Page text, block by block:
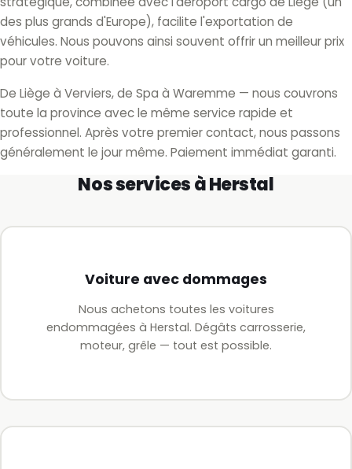
des plus grands d'Europe), facilite l'exportation de
véhicules. Nous pouvons ainsi souvent offrir un meilleur prix
pour votre voiture.
De Liège à Verviers, de Spa à Waremme — nous couvrons
toute la province avec le même service rapide et
professionnel. Après votre premier contact, nous passons
généralement le jour même. Paiement immédiat garanti.
Nos services à Herstal
Voiture avec dommages
Nous achetons toutes les voitures
endommagées à Herstal. Dégâts carrosserie,
moteur, grêle — tout est possible.